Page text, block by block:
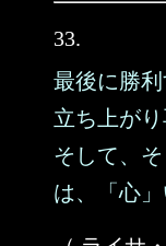
33.
最後に勝利
立ち上がり
そして、
は、「心」